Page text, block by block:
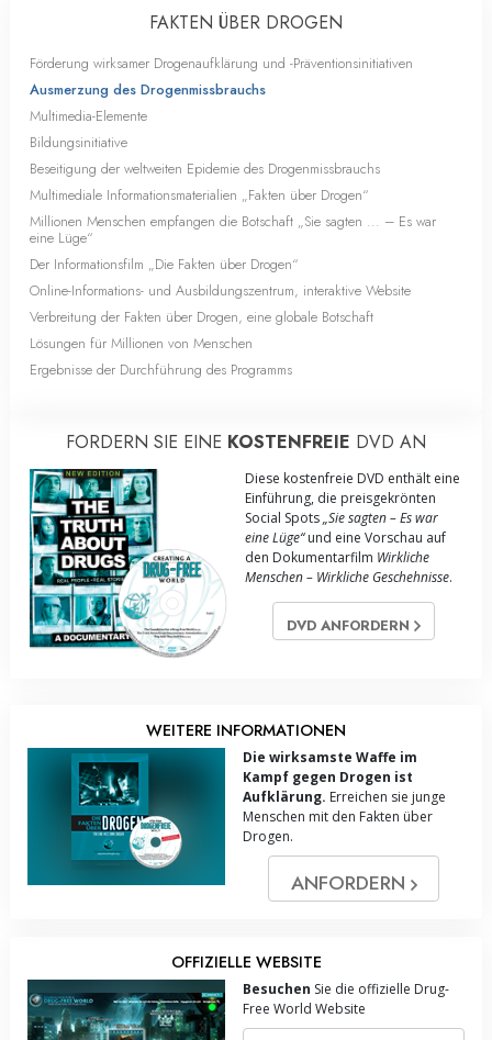
FAKTEN ÜBER DROGEN
Förderung wirksamer Drogenaufklärung und -Präventionsinitiativen
Ausmerzung des Drogenmissbrauchs
Multimedia-Elemente
Bildungsinitiative
Beseitigung der weltweiten Epidemie des Drogenmissbrauchs
Multimediale Informationsmaterialien „Fakten über Drogen“
Millionen Menschen empfangen die Botschaft „Sie sagten ... – Es war
eine Lüge“
Der Informationsfilm „Die Fakten über Drogen“
Online-Informations- und Ausbildungszentrum, interaktive Website
Verbreitung der Fakten über Drogen, eine globale Botschaft
Lösungen für Millionen von Menschen
Ergebnisse der Durchführung des Programms
FORDERN SIE EINE KOSTENFREIE DVD AN
Diese kostenfreie DVD enthält eine
Einführung, die preisgekrönten
Social Spots„Sie sagten – Es war
eine Lüge“und eine Vorschau auf
den Dokumentarfilm Wirkliche
Menschen – Wirkliche Geschehnisse.
DVD ANFORDERN
WEITERE INFORMATIONEN
Die wirksamste Waffe im
Kampf gegen Drogen ist
Aufklärung. Erreichen sie junge
Menschen mit den Fakten über
Drogen.
ANFORDERN
OFFIZIELLE WEBSITE
Besuchen Sie die offizielle Drug-
Free World Website